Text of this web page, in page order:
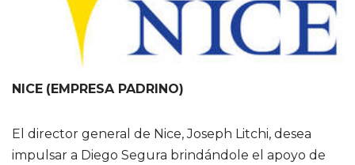
NICE (EMPRESA PADRINO)
El director general de Nice, Joseph Litchi, desea
impulsar a Diego Segura brindándole el apoyo de